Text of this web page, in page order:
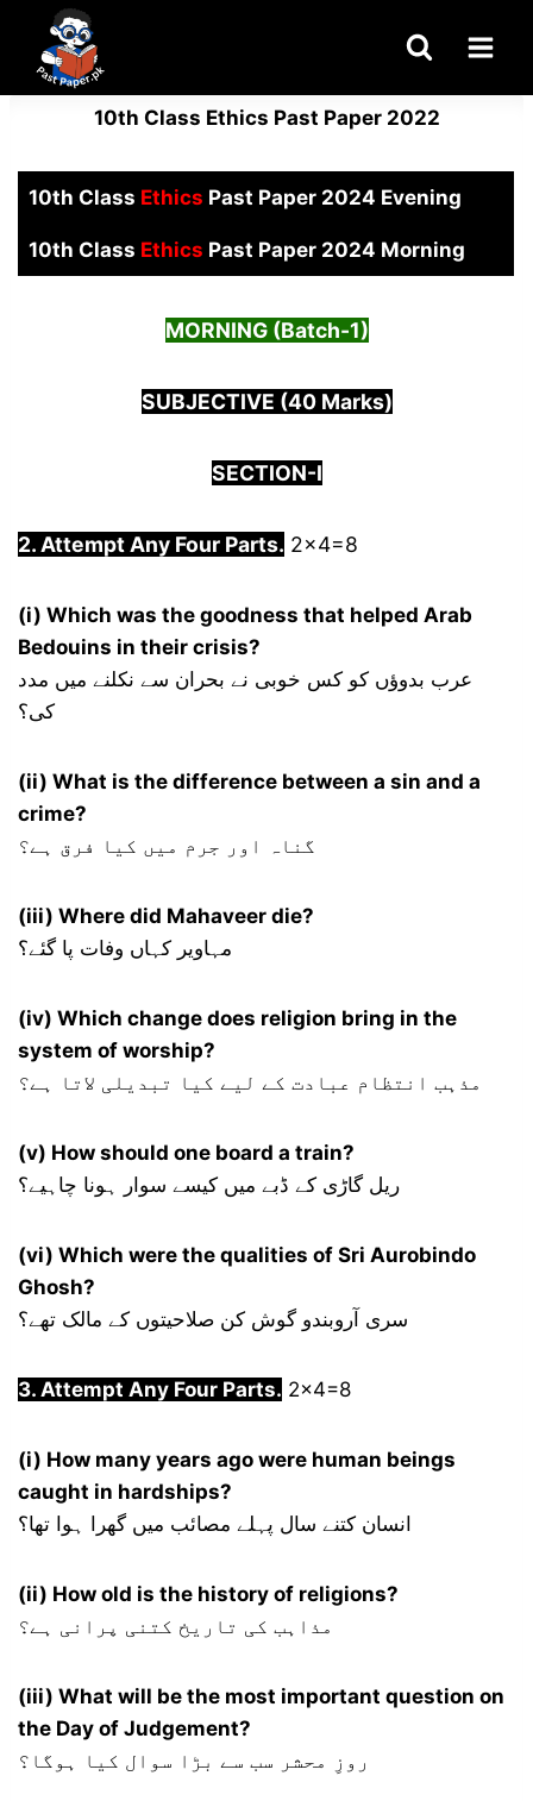
content
10th Class Ethics Past Paper 2022
10th Class Ethics Past Paper 2024 Evening
10th Class Ethics Past Paper 2024 Morning
MORNING (Batch-1)
SUBJECTIVE (40 Marks)
SECTION-I
2. Attempt Any Four Parts. 2×4=8
(i) Which was the goodness that helped Arab
Bedouins in their crisis?
عرب بدوؤں کو کس خوبی نے بحران سے نکلنے میں مدد
کی؟
(ii) What is the difference between a sin and a
crime?
گناہ اور جرم میں کیا فرق ہے؟
(iii) Where did Mahaveer die?
مہاویر کہاں وفات پا گئے؟
(iv) Which change does religion bring in the
system of worship?
مذہب انتظام عبادت کے لیے کیا تبدیلی لاتا ہے؟
(v) How should one board a train?
ریل گاڑی کے ڈبے میں کیسے سوار ہونا چاہیے؟
(vi) Which were the qualities of Sri Aurobindo
Ghosh?
سری آروبندو گوش کن صلاحیتوں کے مالک تھے؟
3. Attempt Any Four Parts. 2×4=8
(i) How many years ago were human beings
caught in hardships?
انسان کتنے سال پہلے مصائب میں گھرا ہوا تھا؟
(ii) How old is the history of religions?
مذاہب کی تاریخ کتنی پرانی ہے؟
(iii) What will be the most important question on
the Day of Judgement?
روزِ محشر سب سے بڑا سوال کیا ہوگا؟